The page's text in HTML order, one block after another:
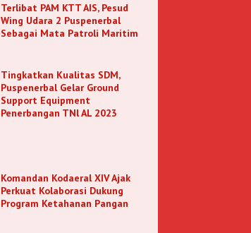
Terlibat PAM KTT AIS, Pesud
Wing Udara 2 Puspenerbal
Sebagai Mata Patroli Maritim
Tingkatkan Kualitas SDM,
Puspenerbal Gelar Ground
Support Equipment
Penerbangan TNl AL 2023
Komandan Kodaeral XIV Ajak
Perkuat Kolaborasi Dukung
Program Ketahanan Pangan